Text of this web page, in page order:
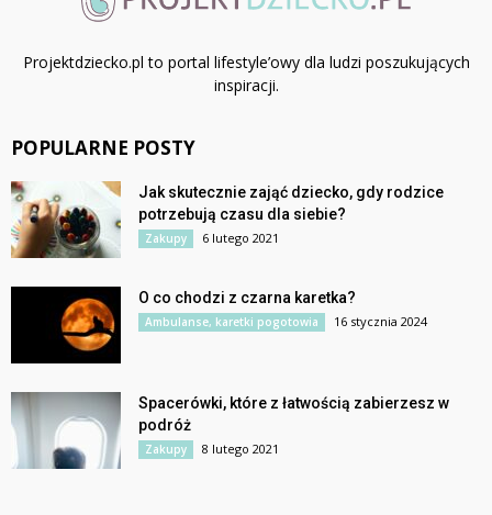
Projektdziecko.pl to portal lifestyle’owy dla ludzi poszukujących
inspiracji.
POPULARNE POSTY
Jak skutecznie zająć dziecko, gdy rodzice
potrzebują czasu dla siebie?
Zakupy 6 lutego 2021
O co chodzi z czarna karetka?
Ambulanse, karetki pogotowia 16 stycznia 2024
Spacerówki, które z łatwością zabierzesz w
podróż
Zakupy 8 lutego 2021